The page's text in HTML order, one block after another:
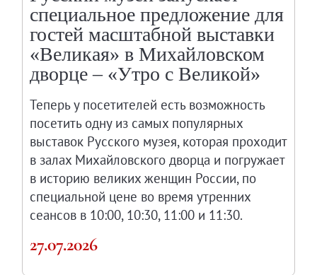
специальное предложение для
гостей масштабной выставки
«Великая» в Михайловском
дворце – «Утро с Великой»
Теперь у посетителей есть возможность
посетить одну из самых популярных
выставок Русского музея, которая проходит
в залах Михайловского дворца и погружает
в историю великих женщин России, по
специальной цене во время утренних
сеансов в 10:00, 10:30, 11:00 и 11:30.
27.07.2026